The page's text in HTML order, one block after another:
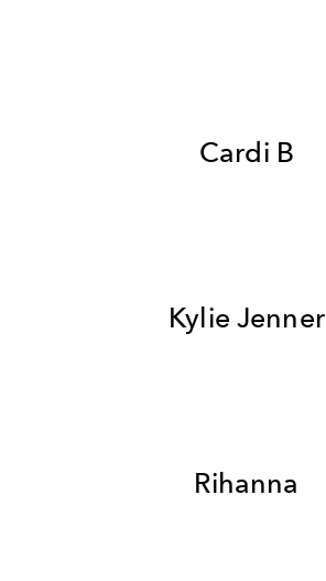
Cardi B
Kylie Jenner
Rihanna